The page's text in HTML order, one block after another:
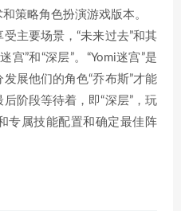
策略角色扮演游戏版本。
主要场景，“未来过去”和其
宫”和“深层”。“Yomi迷宫”是
展他们的角色“乔布斯”才能
阶段等待着，即“深层”，玩
专属技能配置和确定最佳阵